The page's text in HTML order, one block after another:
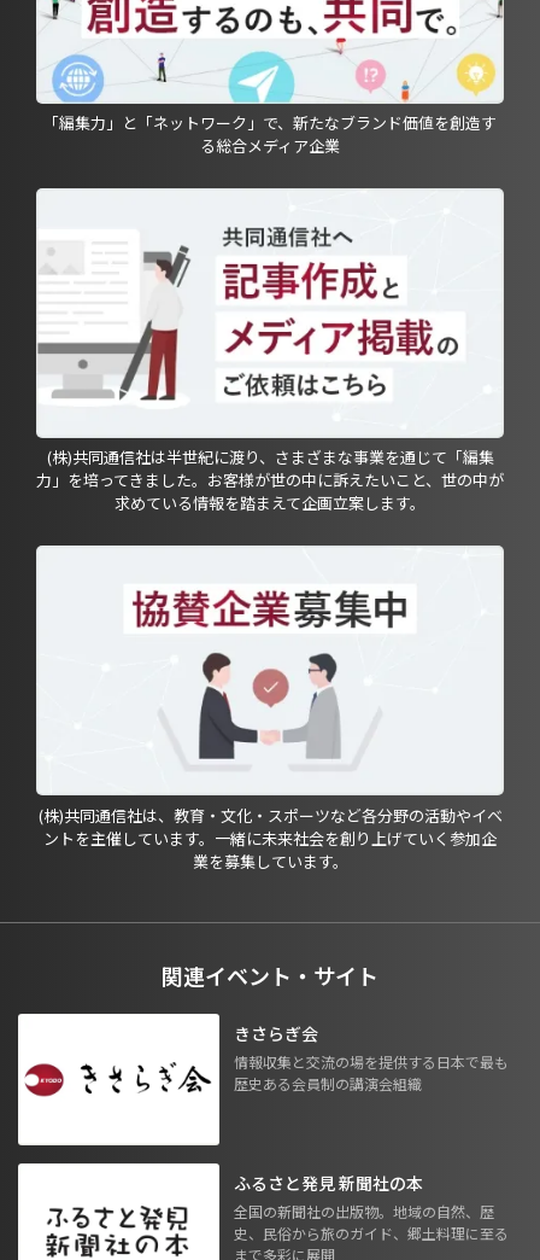
「編集力」と「ネットワーク」で、新たなブランド価値を創造す
る総合メディア企業
(株)共同通信社は半世紀に渡り、さまざまな事業を通じて「編集
力」を培ってきました。お客様が世の中に訴えたいこと、世の中が
求めている情報を踏まえて企画立案します。
(株)共同通信社は、教育・文化・スポーツなど各分野の活動やイベ
ントを主催しています。一緒に未来社会を創り上げていく参加企
業を募集しています。
関連イベント・サイト
きさらぎ会
情報収集と交流の場を提供する日本で最も
歴史ある会員制の講演会組織
ふるさと発見 新聞社の本
全国の新聞社の出版物。地域の自然、歴
史、民俗から旅のガイド、郷土料理に至る
まで多彩に展開